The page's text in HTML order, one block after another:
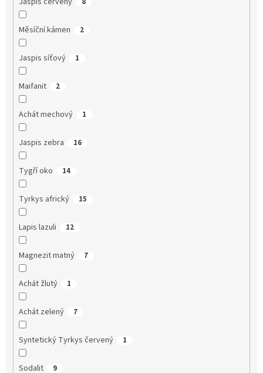
Měsíční kámen 2
Jaspis síťový 1
Maifanit 2
Achát mechový 1
Jaspis zebra 16
Tygří oko 14
Tyrkys africký 15
Lapis lazuli 12
Magnezit matný 7
Achát žlutý 1
Achát zelený 7
Syntetický Tyrkys červený 1
Sodalit 9